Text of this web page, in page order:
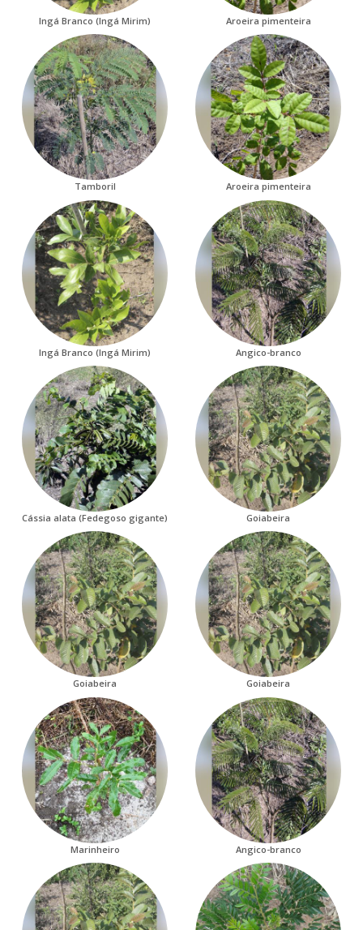
Ingá Branco (Ingá Mirim) Aroeira pimenteira
Tamboril Aroeira pimenteira
Ingá Branco (Ingá Mirim) Angico-branco
Cássia alata (Fedegoso gigante) Goiabeira
Goiabeira Goiabeira
Marinheiro Angico-branco